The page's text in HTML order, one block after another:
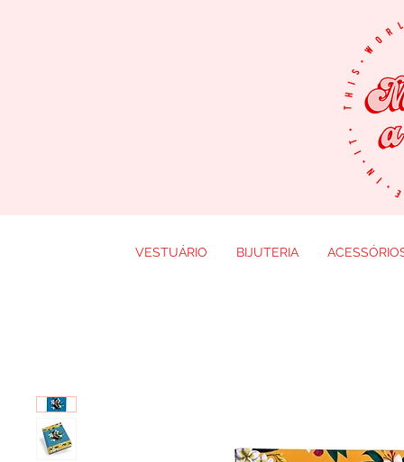
VESTUÁRIO BIJUTERIA